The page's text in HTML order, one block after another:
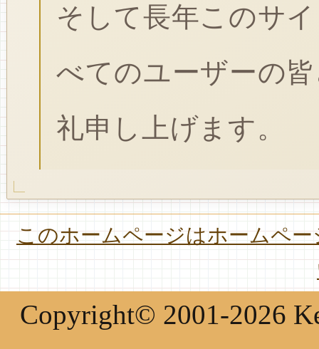
そして長年このサ
べてのユーザーの
礼申し上げます。
このホームページはホームペ
Copyright© 2001-2026